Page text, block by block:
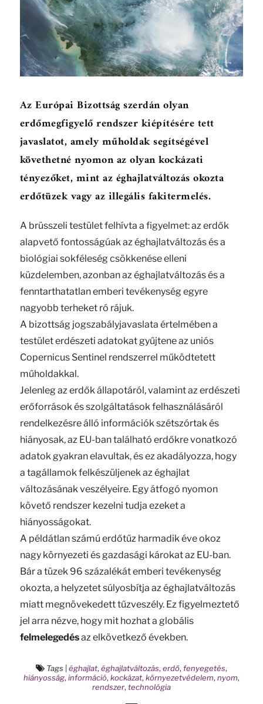
Az Európai Bizottság szerdán olyan
erdőmegfigyelő rendszer kiépítésére tett
javaslatot, amely műholdak segítségével
követhetné nyomon az olyan kockázati
tényezőket, mint az éghajlatváltozás okozta
erdőtüzek vagy az illegális fakitermelés.
A brüsszeli testület felhívta a figyelmet: az erdők
alapvető fontosságúak az éghajlatváltozás és a
biológiai sokféleség csökkenése elleni
küzdelemben, azonban az éghajlatváltozás és a
fenntarthatatlan emberi tevékenység egyre
nagyobb terheket ró rájuk.
A bizottság jogszabályjavaslata értelmében a
testület erdészeti adatokat gyűjtene az uniós
Copernicus Sentinel rendszerrel működtetett
műholdakkal.
Jelenleg az erdők állapotáról, valamint az erdészeti
erőforrások és szolgáltatások felhasználásáról
rendelkezésre álló információk szétszórtak és
hiányosak, az EU-ban található erdőkre vonatkozó
adatok gyakran elavultak, és ez akadályozza, hogy
a tagállamok felkészüljenek az éghajlat
változásának veszélyeire. Egy átfogó nyomon
követő rendszer kezelni tudja ezeket a
hiányosságokat.
A példátlan számú erdőtűz harmadik éve okoz
nagy környezeti és gazdasági károkat az EU-ban.
Bár a tüzek 96 százalékát emberi tevékenység
okozta, a helyzetet súlyosbítja az éghajlatváltozás
miatt megnövekedett tűzveszély. Ez figyelmeztető
jel arra nézve, hogy mit hozhat a globális
felmelegedésaz elkövetkező években.
Tags éghajlat, éghajlatváltozás, erdő, fenyegetés,
hiányosság, információ, kockázat, környezetvédelem, nyom,
rendszer, technológia